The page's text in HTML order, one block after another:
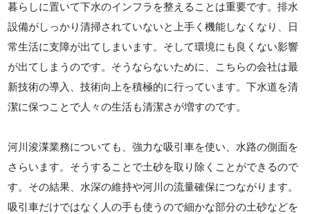
暮らしに置いて下水のインフラを整えることは重要です。排水
設備がしっかり清掃されていないと上手く機能しなくなり、日
常生活に支障が出てしまいます。そして環境にも良くない影響
が出てしまうのです。そうならないために、こちらの会社は最
新技術の導入、技術向上を積極的に行っています。下水道を清
潔に保つことで人々の生活も清潔さが増すのです。
河川浚渫業務についても、強力な吸引車を使い、水路の側面を
さらいます。そうすることで土砂を取り除くことができるので
す。その結果、水深の維持や河川の流量確保につながります。
吸引車だけではなく人の手も使うので細かな部分の土砂などを